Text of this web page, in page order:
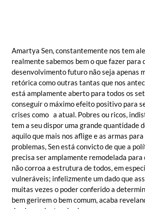
Amartya Sen, constantemente nos tem
realmente sabemos bem o que fazer para
desenvolvimento futuro não seja apenas
retórica como outras tantas que nos
está amplamente aberto para todos os
conseguir o máximo efeito positivo para
crises como a atual. Pobres ou ricos,
tem a seu dispor uma grande quantidade
aquilo que mais nos aflige e as armas
problemas, Sen está convicto de que a
precisa ser amplamente remodelada para
não corroa a estrutura de todos, em
vulneráveis; infelizmente um dado que
muitas vezes o poder conferido a
bem gerirem o bem comum, acaba